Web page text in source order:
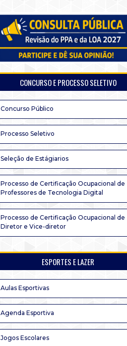
CONCURSO E PROCESSO SELETIVO
Concurso Público
Processo Seletivo
Seleção de Estágiarios
Processo de Certificação Ocupacional de
Professores de Tecnologia Digital
Processo de Certificação Ocupacional de
Diretor e Vice-diretor
ESPORTES E LAZER
Aulas Esportivas
Agenda Esportiva
Jogos Escolares